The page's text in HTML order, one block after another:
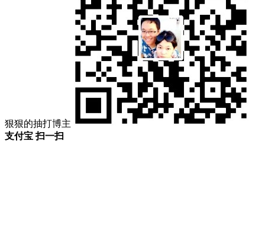
狠狠的抽打博主
支付宝 扫一扫